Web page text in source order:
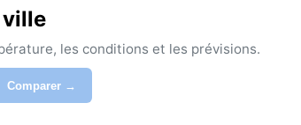
ville
les conditions et les prévisions.
Comparer →